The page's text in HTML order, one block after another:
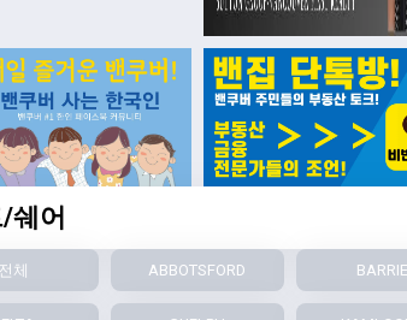
쉐어
체 ABBOTSFORD BARRIE